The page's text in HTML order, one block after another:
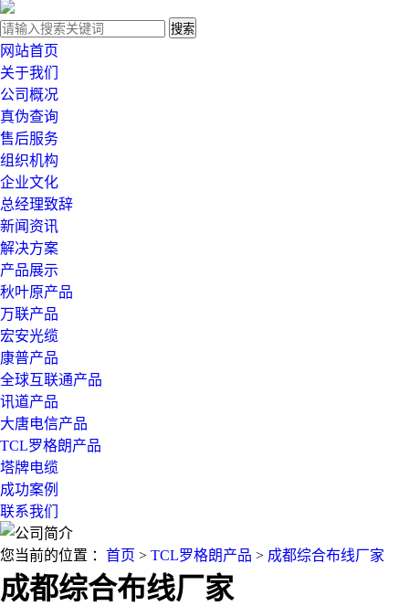
网站首页
关于我们
公司概况
真伪查询
售后服务
组织机构
企业文化
总经理致辞
新闻资讯
解决方案
产品展示
秋叶原产品
万联产品
宏安光缆
康普产品
全球互联通产品
讯道产品
大唐电信产品
TCL罗格朗产品
塔牌电缆
成功案例
联系我们
您当前的位置 ： 首页 > TCL罗格朗产品 > 成都综合布线厂家
成都综合布线厂家